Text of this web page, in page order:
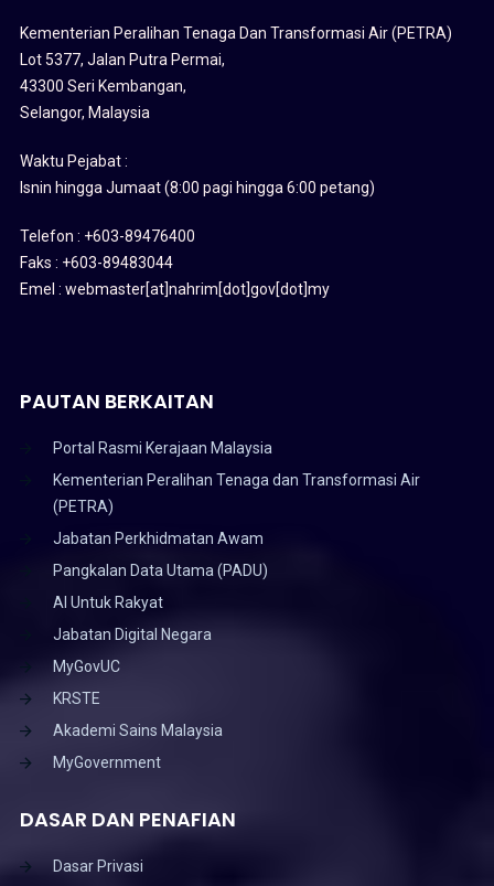
Kementerian Peralihan Tenaga Dan Transformasi Air (PETRA)
Lot 5377, Jalan Putra Permai,
43300 Seri Kembangan,
Selangor, Malaysia
Waktu Pejabat :
Isnin hingga Jumaat (8:00 pagi hingga 6:00 petang)
Telefon : +603-89476400
Faks : +603-89483044
Emel : webmaster[at]nahrim[dot]gov[dot]my
PAUTAN BERKAITAN
Portal Rasmi Kerajaan Malaysia
Kementerian Peralihan Tenaga dan Transformasi Air
(PETRA)
Jabatan Perkhidmatan Awam
Pangkalan Data Utama (PADU)
AI Untuk Rakyat
Jabatan Digital Negara
MyGovUC
KRSTE
Akademi Sains Malaysia
MyGovernment
DASAR DAN PENAFIAN
Dasar Privasi